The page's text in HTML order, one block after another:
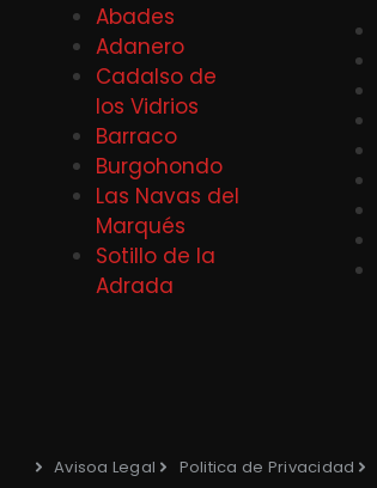
Abades
Adanero
Cadalso de
los Vidrios
Barraco
Burgohondo
Las Navas del
Marqués
Sotillo de la
Adrada
Avisoa Legal Politica de Privacidad